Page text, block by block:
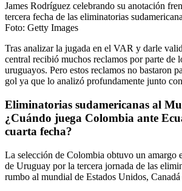
James Rodríguez celebrando su anotación
tercera fecha de las eliminatorias
Foto: Getty Images
Tras analizar la jugada en el VAR y darle
central recibió muchos reclamos por parte de
uruguayos. Pero estos reclamos no bastaron
gol ya que lo analizó profundamente junto
Eliminatorias sudamericanas al
¿Cuándo juega Colombia ante
cuarta fecha?
La selección de Colombia obtuvo un amargo
de Uruguay por la tercera jornada de las
rumbo al mundial de Estados Unidos,